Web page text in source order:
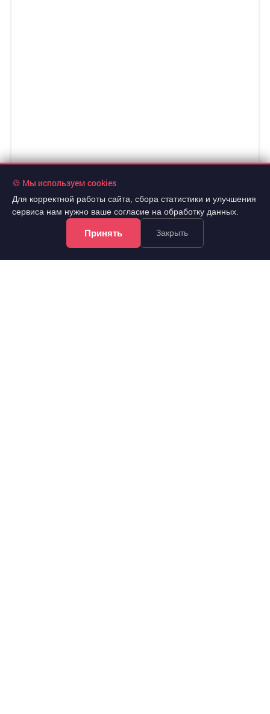
🍪 Мы используем cookies
Для корректной работы сайта, сбора статистики и улучшения
сервиса нам нужно ваше согласие на обработку данных.
Принять Закрыть